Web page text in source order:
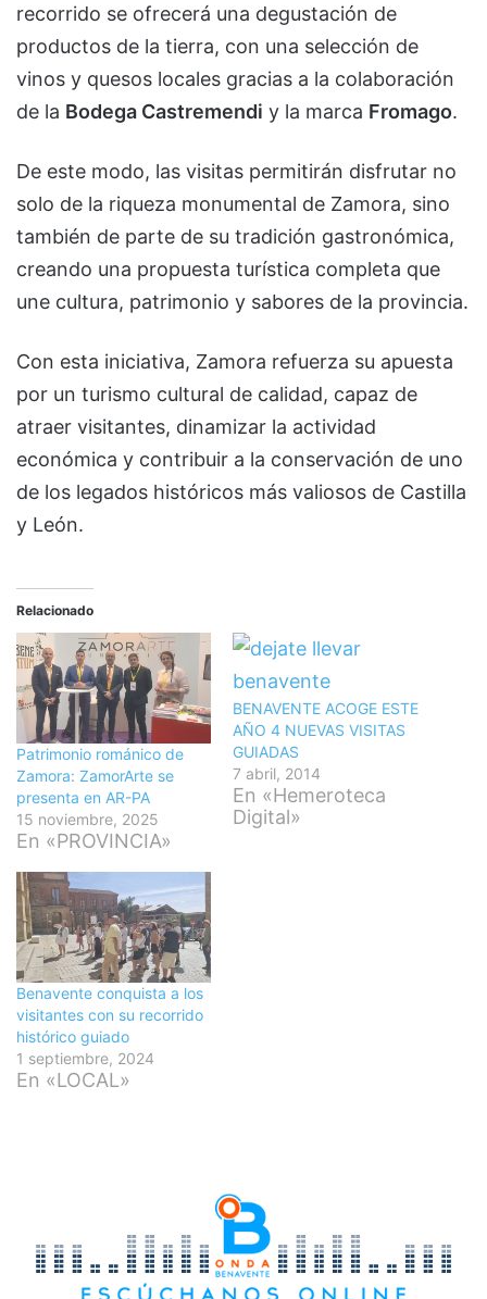
recorrido se ofrecerá una degustación de
productos de la tierra, con una selección de
vinos y quesos locales gracias a la colaboración
de la Bodega Castremendi y la marca Fromago.
De este modo, las visitas permitirán disfrutar no
solo de la riqueza monumental de Zamora, sino
también de parte de su tradición gastronómica,
creando una propuesta turística completa que
une cultura, patrimonio y sabores de la provincia.
Con esta iniciativa, Zamora refuerza su apuesta
por un turismo cultural de calidad, capaz de
atraer visitantes, dinamizar la actividad
económica y contribuir a la conservación de uno
de los legados históricos más valiosos de Castilla
y León.
Relacionado
Patrimonio románico de
Zamora: ZamorArte se
presenta en AR-PA
15 noviembre, 2025
En «PROVINCIA»
BENAVENTE ACOGE ESTE
AÑO 4 NUEVAS VISITAS
GUIADAS
7 abril, 2014
En «Hemeroteca
Digital»
Benavente conquista a los
visitantes con su recorrido
histórico guiado
1 septiembre, 2024
En «LOCAL»